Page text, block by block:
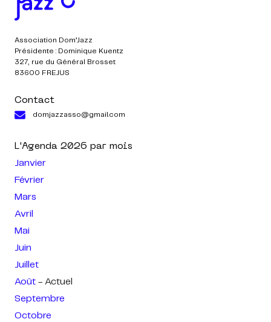
Association Dom’Jazz
Présidente : Dominique Kuentz
327, rue du Général Brosset
83600 FREJUS
Contact
domjazzasso@gmail.com
L'Agenda 2026 par mois
Janvier
Février
Mars
Avril
Mai
Juin
Juillet
Août - Actuel
Septembre
Octobre